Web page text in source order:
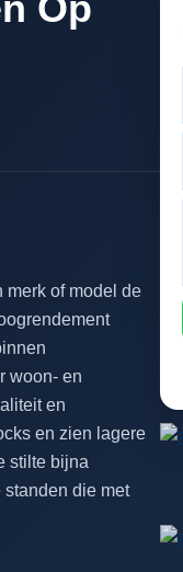
merk of model de
woon- en
en
en zien lagere
stilte bijna
die met